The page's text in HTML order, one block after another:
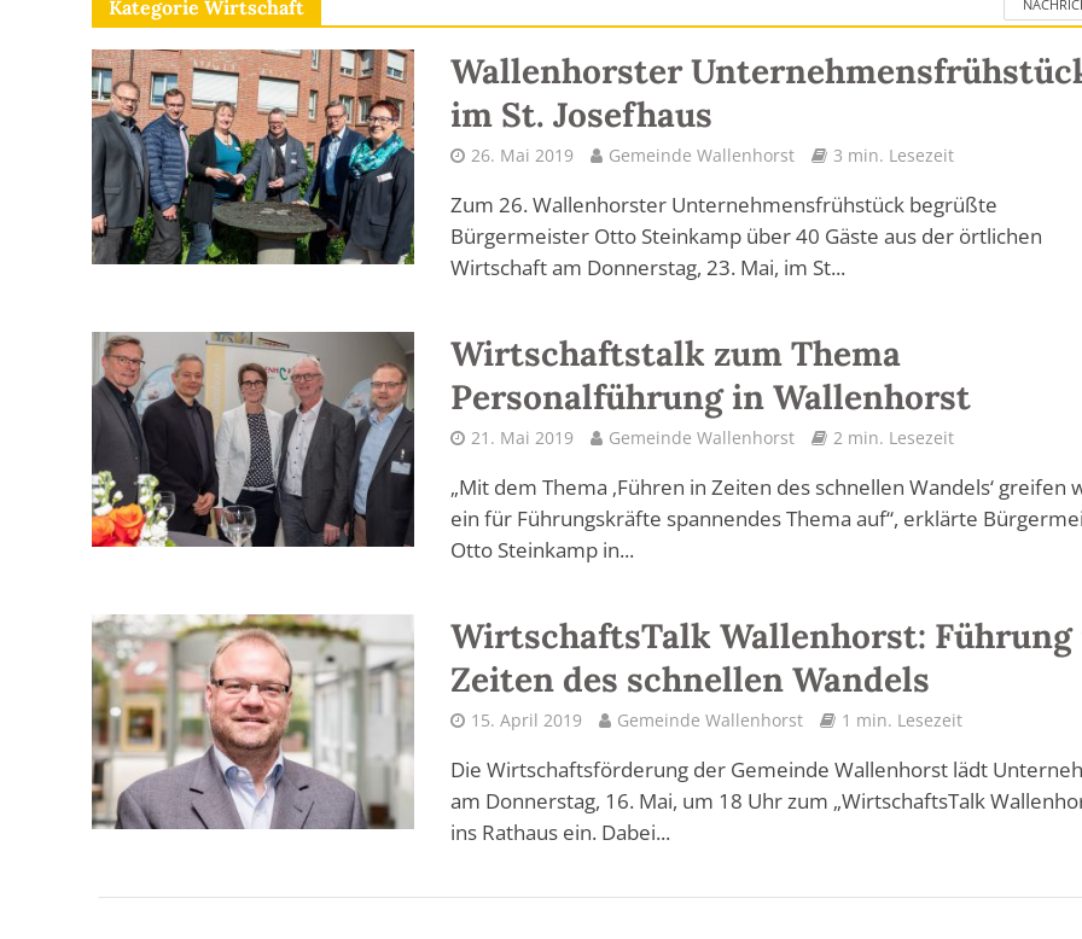
Kategorie Wirtschaft
Wallenhorster
im St. Josefhaus
26. Mai 2019 Gemeinde Wallenhorst 3 min. Lesezeit
Zum 26. Wallenhorster Unternehmensfrühstück begrüßte
Bürgermeister Otto Steinkamp über 40 Gäste aus der örtlichen
Wirtschaft am Donnerstag, 23. Mai, im St...
Wirtschaftstalk zum Thema
Personalführung in Wallenhorst
21. Mai 2019 Gemeinde Wallenhorst 2 min. Lesezeit
„Mit dem Thema ‚Führen in Zeiten des schnellen Wandels‘ greifen
ein für Führungskräfte spannendes Thema auf“, erklärte
Otto Steinkamp in...
WirtschaftsTalk Wallenhorst:
Zeiten des schnellen Wandels
15. April 2019 Gemeinde Wallenhorst 1 min. Lesezeit
Die Wirtschaftsförderung der Gemeinde Wallenhorst lädt
am Donnerstag, 16. Mai, um 18 Uhr zum „WirtschaftsTalk
ins Rathaus ein. Dabei...